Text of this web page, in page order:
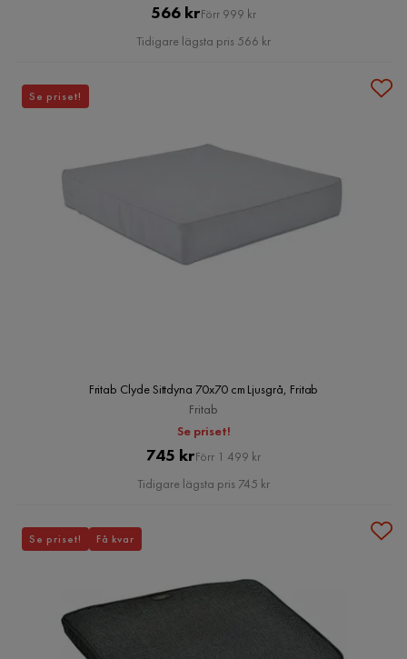
Pris
566 krOriginal
Pris
Förr 999 kr
Tidigare lägsta pris 566 kr
Fritab Clyde Sittdyna 70x70 cm Ljusgrå, Fritab
Fritab
Se priset!
Pris
745 kr Original
Pris
Förr 1 499 kr
Tidigare lägsta pris 745 kr
Se priset!
Se priset! Få kvar